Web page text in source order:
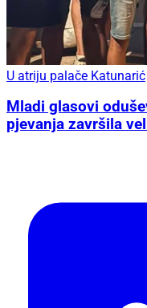
U atriju palače Katunarić
Mladi glasovi
pjevanja završila